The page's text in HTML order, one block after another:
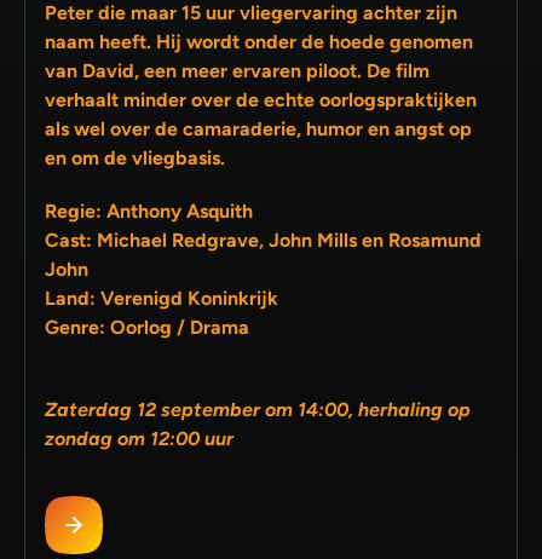
Peter die maar 15 uur vliegervaring achter zijn
naam heeft. Hij wordt onder de hoede genomen
van David, een meer ervaren piloot. De film
verhaalt minder over de echte oorlogspraktijken
als wel over de camaraderie, humor en angst op
en om de vliegbasis.
Regie: Anthony Asquith
Cast: Michael Redgrave, John Mills en Rosamund
John
Land: Verenigd Koninkrijk
Genre: Oorlog / Drama
Zaterdag 12 september om 14:00, herhaling op
zondag om 12:00 uur